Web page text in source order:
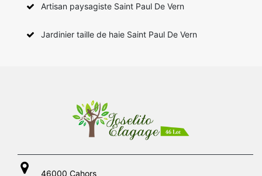
Artisan paysagiste Saint Paul De Vern
Jardinier taille de haie Saint Paul De Vern
46000 Cahors